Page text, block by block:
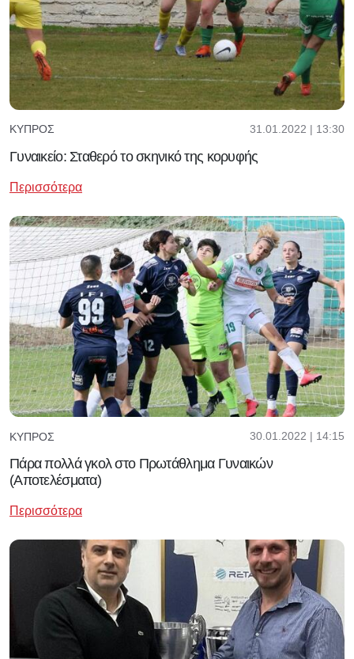
ΚΎΠΡΟΣ 31.01.2022 | 13:30
Γυναικείο: Σταθερό το σκηνικό της κορυφής
Περισσότερα
ΚΎΠΡΟΣ 30.01.2022 | 14:15
Πάρα πολλά γκολ στο Πρωτάθλημα Γυναικών
(Αποτελέσματα)
Περισσότερα